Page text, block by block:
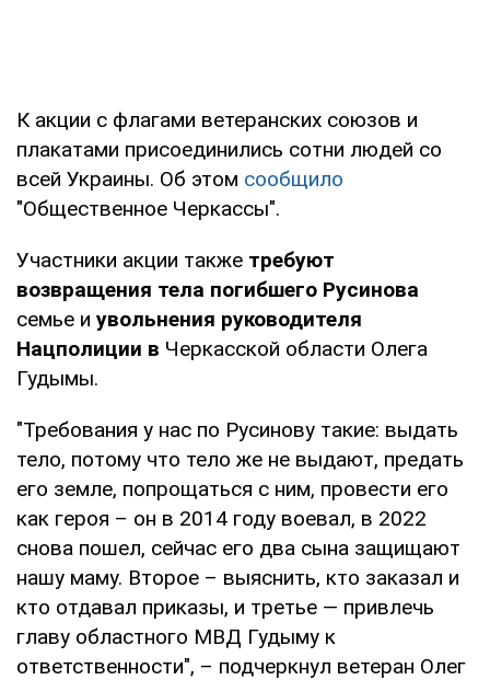
К акции с флагами ветеранских союзов и
плакатами присоединились сотни людей со
всей Украины. Об этом сообщило
"Общественное Черкассы".
Участники акции также требуют
возвращения тела погибшего Русинова
семье и увольнения руководителя
Нацполиции в Черкасской области Олега
Гудымы.
"Требования у нас по Русинову такие: выдать
тело, потому что тело же не выдают, предать
его земле, попрощаться с ним, провести его
как героя – он в 2014 году воевал, в 2022
снова пошел, сейчас его два сына защищают
нашу маму. Второе – выяснить, кто заказал и
кто отдавал приказы, и третье — привлечь
главу областного МВД Гудыму к
ответственности", – подчеркнул ветеран Олег